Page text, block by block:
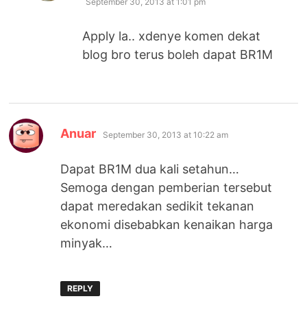
Apply la.. xdenye komen dekat
blog bro terus boleh dapat BR1M
Anuar says:
September 30, 2013 at 10:22 am
Dapat BR1M dua kali setahun…
Semoga dengan pemberian tersebut
dapat meredakan sedikit tekanan
ekonomi disebabkan kenaikan harga
minyak…
REPLY